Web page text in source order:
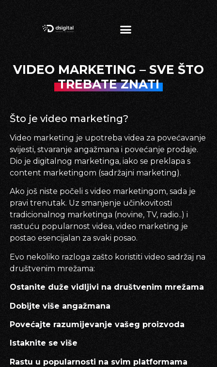
VIDEO MARKETING – SVE ŠTO
TREBATE ZNATI
Što je video marketing?
Video marketing je upotreba videa za povećavanje
svijesti, stvaranje angažmana i povećanje prodaje.
Dio je digitalnog marketinga, iako se preklapa s
content marketingom (sadržajni marketing).
Ako još niste počeli s video marketingom, sada je
pravi trenutak. Uz smanjenje učinkovitosti
tradicionalnog marketinga (novine, TV, radio..) i
rastuću popularnost videa, video marketing je
postao esencijalan za svaki posao.
Evo nekoliko razloga zašto koristiti video sadržaj na
društvenim mrežama:
Ostanite duže vidljivi na društvenim mrežama
Dobijte više angažmana
Povećajte razumijevanje vašeg proizvoda
Istaknite se više
Rastu u popularnosti na svim platformama